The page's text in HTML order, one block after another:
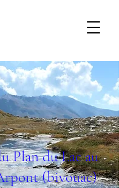
Plan du Lac au
(bivouac)